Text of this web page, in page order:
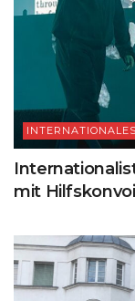
INTERNATIONALES
mit